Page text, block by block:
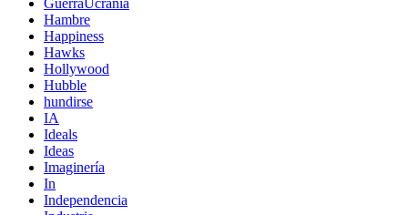
GuerraUcrania
Hambre
Happiness
Hawks
Hollywood
Hubble
hundirse
IA
Ideals
Ideas
Imaginería
In
Independencia